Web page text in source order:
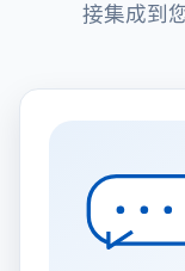
接集成到